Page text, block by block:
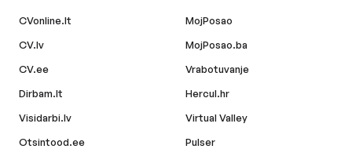
CVonline.lt
CV.lv
CV.ee
Dirbam.lt
Visidarbi.lv
Otsintood.ee
MojPosao
MojPosao.ba
Vrabotuvanje
Hercul.hr
Virtual Valley
Pulser